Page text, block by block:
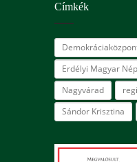
Címkék
Erdélyi Magyar
Nagyvárad
Sándor Krisztina